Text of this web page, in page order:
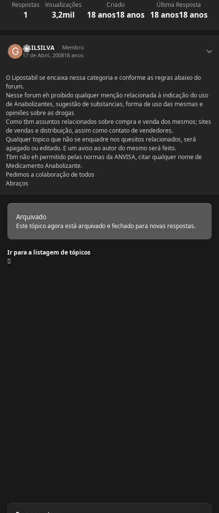
Respostas
1
Visualizações
3,2mil
Criado
18 anos18 anos
Última Resposta
18 anos18 anos
GUILSILVA
Membro
17 de Abril, 200818 anos
O Lipostabil se encaixa nessa categoria e conforme as regras abaixo do
forum.
Nesse forum eh proibido qualquer menção relacionada à indicação do uso
de Anabolizantes, sugestão de substancias, forma de uso das mesmas e
opiniões sobre as drogas
Como tbm assuntos relacionados sobre compra e venda dos mesmos; sites
de vendas e distribuição, assim como contato de vendedores.
Qualquer topico que não se enquadre nos quesitos relacionados, será
apagado ou editado. E um aviso ao autor do mesmo será feito.
Tbm não eh permitido pelas normas da ANVISA, citar qualquer nome de
Medicamento Anabolizante.
Pedimos a colaboração de todos
Abraços
Arquivado
Este tópico agora está arquivado e fechado para novas respostas.
Ir para a listagem de tópicos